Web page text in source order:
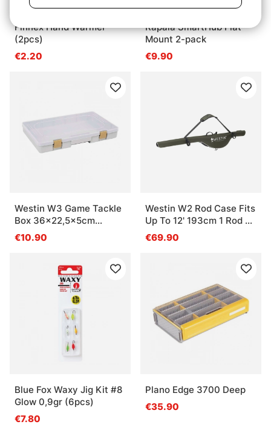
Finnex Hand Warmer
(2pcs)
€2.20
Rapala SmartHub Flat
Mount 2-pack
€9.90
Westin W3 Game Tackle
Box 36x22,5x5cm
Grey/Clear
€10.90
Westin W2 Rod Case Fits
Up To 12' 193cm 1 Rod W,
Reel Forest Night
€69.90
Blue Fox Waxy Jig Kit #8
Glow 0,9gr (6pcs)
€7.80
Plano Edge 3700 Deep
€35.90